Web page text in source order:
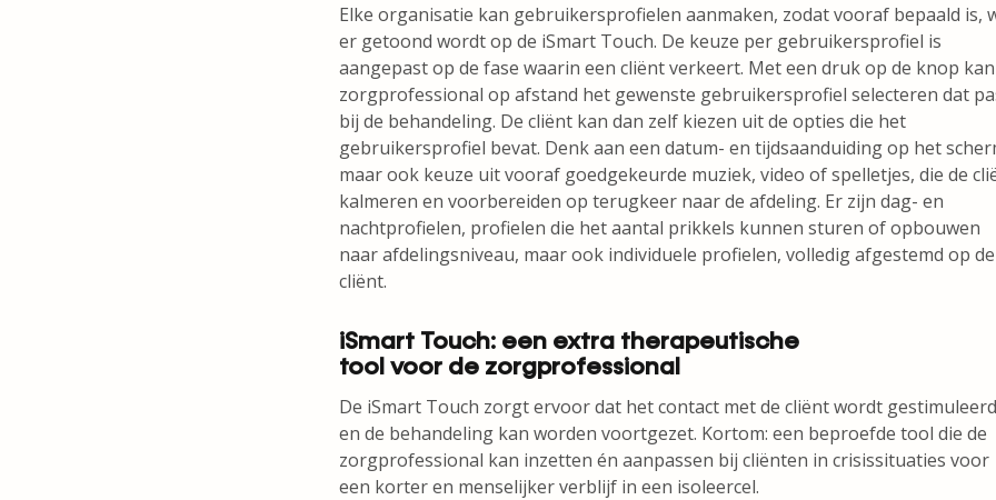
Elke organisatie kan gebruikersprofielen aanmaken, zodat vooraf bepaald is,
er getoond wordt op de iSmart Touch. De keuze per gebruikersprofiel is
aangepast op de fase waarin een cliënt verkeert. Met een druk op de knop
zorgprofessional op afstand het gewenste gebruikersprofiel selecteren dat
bij de behandeling. De cliënt kan dan zelf kiezen uit de opties die het
gebruikersprofiel bevat. Denk aan een datum- en tijdsaanduiding op het
maar ook keuze uit vooraf goedgekeurde muziek, video of spelletjes, die de
kalmeren en voorbereiden op terugkeer naar de afdeling. Er zijn dag- en
nachtprofielen, profielen die het aantal prikkels kunnen sturen of opbouwen
naar afdelingsniveau, maar ook individuele profielen, volledig afgestemd op de
cliënt.
iSmart Touch: een extra therapeutische
tool voor de zorgprofessional
De iSmart Touch zorgt ervoor dat het contact met de cliënt wordt gestimuleerd
en de behandeling kan worden voortgezet. Kortom: een beproefde tool die de
zorgprofessional kan inzetten én aanpassen bij cliënten in crisissituaties voor
een korter en menselijker verblijf in een isoleercel.